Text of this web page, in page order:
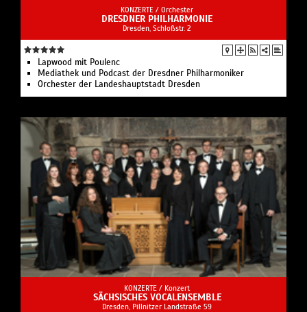
KONZERTE / Orchester
DRESDNER PHILHARMONIE
Dresden, Schloßstr. 2
Lapwood mit Poulenc
Mediathek und Podcast der Dresdner Philharmoniker
Orchester der Landeshauptstadt Dresden
KONZERTE / Konzert
SÄCHSISCHES VOCALENSEMBLE
Dresden, Pillnitzer Landstraße 59